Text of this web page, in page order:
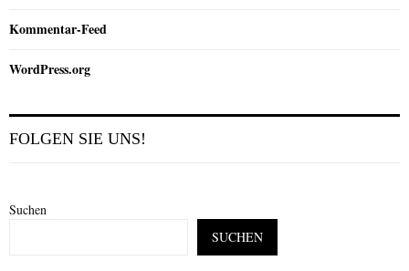
Kommentar-Feed
WordPress.org
FOLGEN SIE UNS!
Suchen
SUCHEN